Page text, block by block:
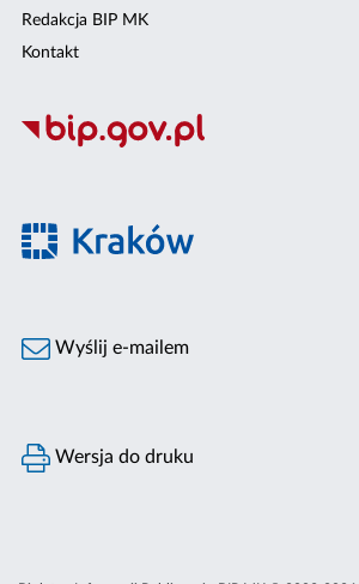
Redakcja BIP MK
Kontakt
Wyślij e-mailem
Wersja do druku